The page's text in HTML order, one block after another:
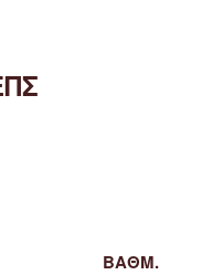
ΒΑΘΜ.